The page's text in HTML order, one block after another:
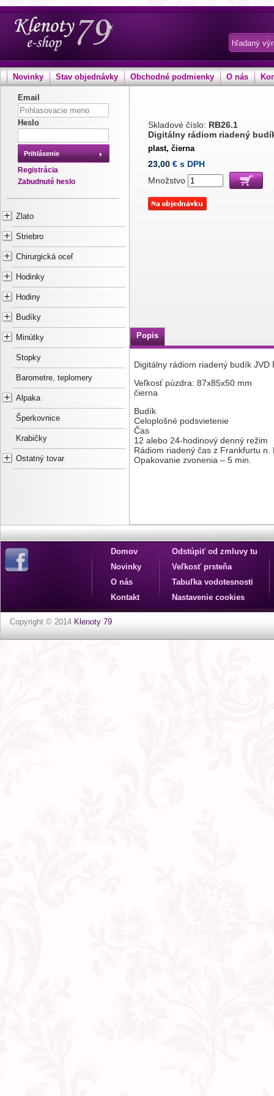
Novinky Stav objednávky Obchodné podmienky O nás
Email
Heslo
Prihlásenie
Registrácia
Zabudnuté heslo
Zlato
Striebro
Chirurgická oceľ
Hodinky
Hodiny
Budíky
Minútky
Stopky
Barometre, teplomery
Alpaka
Šperkovnice
Krabičky
Ostatný tovar
Skladové číslo: RB26.1
Digitálny rádiom riadený
plast, čierna
23,00 € s DPH
Množstvo
Popis
Digitálny rádiom riadený budík JVD
Veľkosť púzdra: 87x85x50 mm
čierna
Budík
Celoplošné podsvietenie
Čas
12 alebo 24-hodinový denný režim
Rádiom riadený čas z Frankfurtu n.
Opakovanie zvonenia – 5 min.
Domov
Novinky
O nás
Kontakt
Odstúpiť od zmluvy tu
Veľkosť prsteňa
Tabuľka vodotesnosti
Nastavenie cookies
Copyright © 2014 Klenoty 79